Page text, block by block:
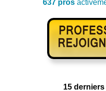
637 pros
15